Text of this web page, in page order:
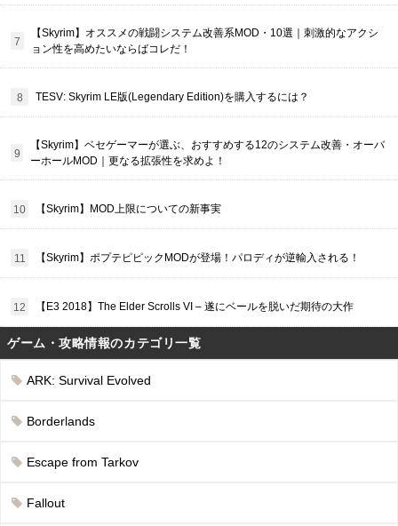
【Skyrim】オススメの戦闘システム改善系MOD・10選｜刺激的なアクシ
ョン性を高めたいならばコレだ！
TESV: Skyrim LE版(Legendary Edition)を購入するには？
【Skyrim】ベセゲーマーが選ぶ、おすすめする12のシステム改善・オーバ
ーホールMOD｜更なる拡張性を求めよ！
【Skyrim】MOD上限についての新事実
【Skyrim】ポプテピピックMODが登場！パロディが逆輸入される！
【E3 2018】The Elder Scrolls VI – 遂にベールを脱いだ期待の大作
ゲーム・攻略情報のカテゴリ一覧
ARK: Survival Evolved
Borderlands
Escape from Tarkov
Fallout